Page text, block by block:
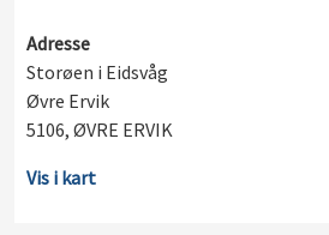
Adresse
Storøen i Eidsvåg
Øvre Ervik
5106, ØVRE ERVIK
Vis i kart